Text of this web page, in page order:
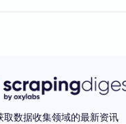
可选）
（可选）
取数据收集领域的最新资讯